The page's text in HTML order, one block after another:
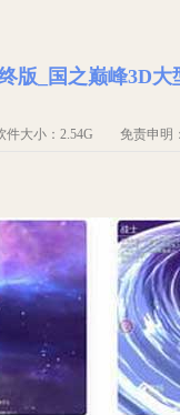
版_国之巅峰3D
小：2.54G 免责申明：